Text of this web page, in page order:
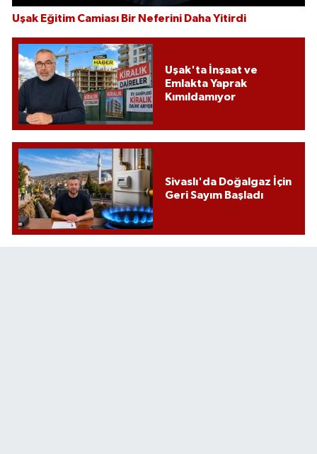
Uşak Eğitim Camiası Bir Neferini Daha Yitirdi
Uşak'ta İnşaat ve
Emlakta Yaprak
Kımıldamıyor
Sivaslı'da Doğalgaz İçin
Geri Sayım Başladı